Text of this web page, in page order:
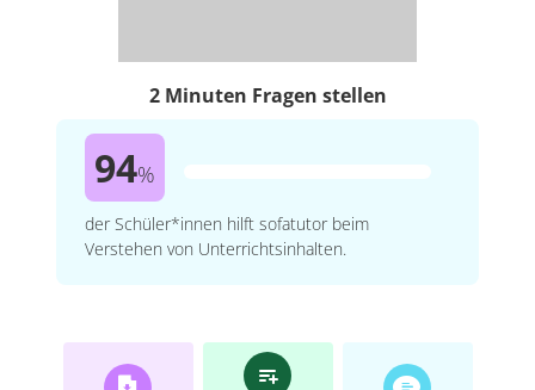
2 Minuten Fragen stellen
94%
der Schüler*innen hilft sofatutor beim
Verstehen von Unterrichtsinhalten.